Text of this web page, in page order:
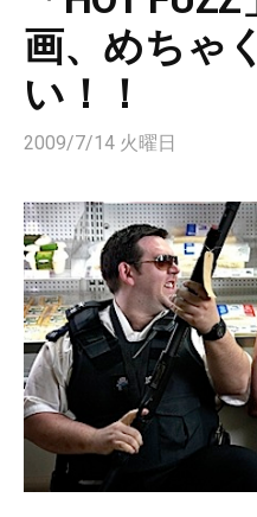
画、めちゃ
い！！
2009/7/14 火曜日